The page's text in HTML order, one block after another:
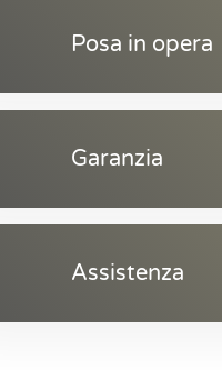
Posa in opera
Garanzia
Assistenza